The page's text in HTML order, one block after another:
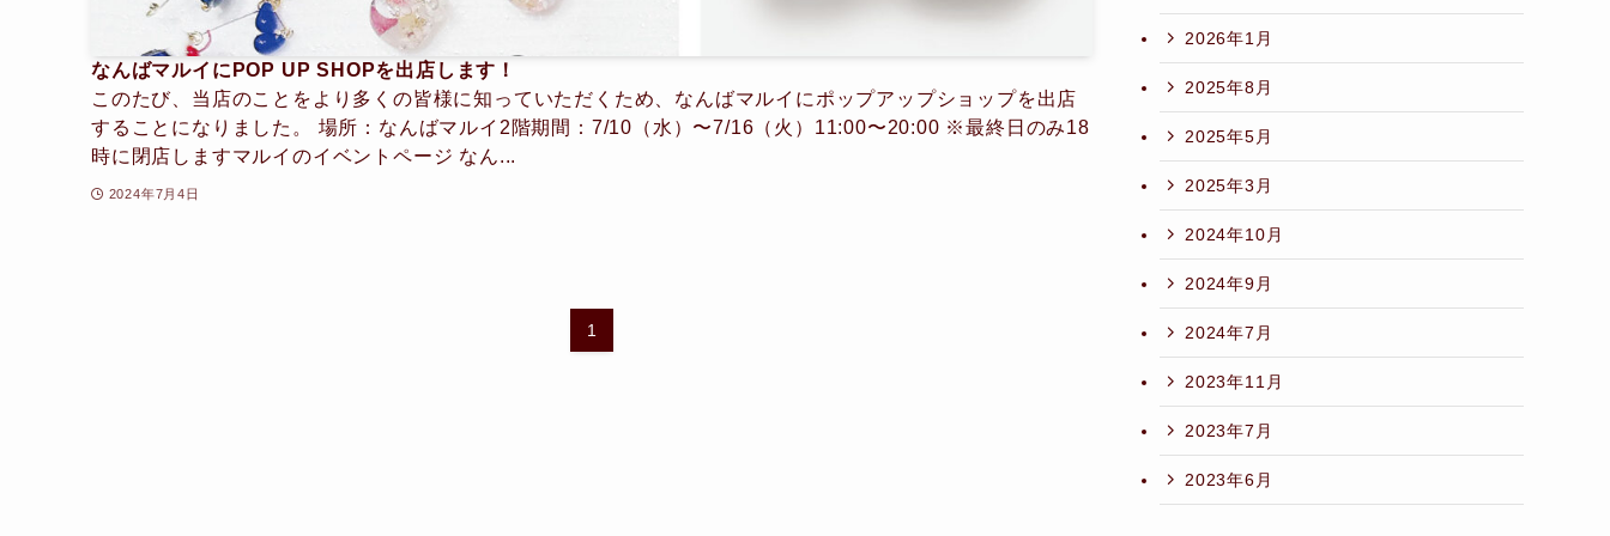
なんばマルイにPOP UP SHOPを出店します！
このたび、当店のことをより多くの皆様に知っていただくため、なんばマルイにポップアップショップを出店
することになりました。 場所：なんばマルイ2階期間：7/10（水）〜7/16（火）11:00〜20:00 ※最終日のみ18
時に閉店しますマルイのイベントページ なん...
2024年7月4日
1
2026年1月
2025年8月
2025年5月
2025年3月
2024年10月
2024年9月
2024年7月
2023年11月
2023年7月
2023年6月